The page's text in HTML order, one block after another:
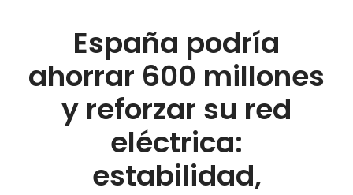
España podría
ahorrar 600 millones
y reforzar su red
eléctrica:
estabilidad,